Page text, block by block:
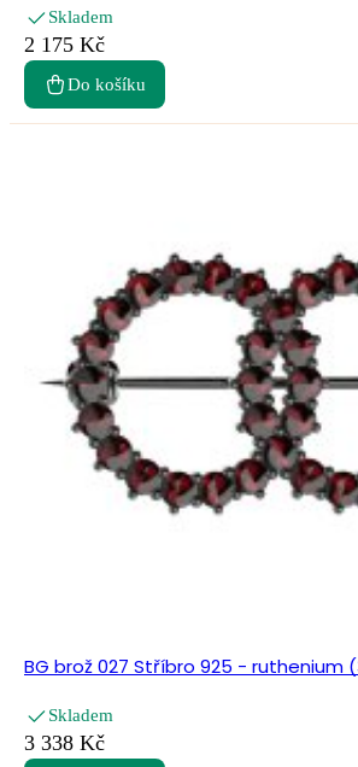
Skladem
2 175 Kč
Do košíku
BG brož 027 Stříbro 925 - ruthenium
Skladem
3 338 Kč